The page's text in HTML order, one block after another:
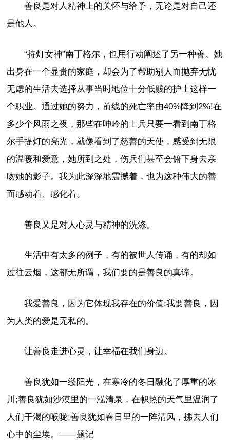
善良是对人精神上的关怀与给予，无论是对自己还
是他人。
“持灯女神”南丁格尔，也用行动阐述了另一种善。她
出身在一个显贵的家庭，却会为了帮助别人而抛弃无忧
无虑的生活去选择从事当时地位十分低贱的护士这样一
个职业。通过她的努力，前线的死亡率由40%降到2%!在
多少个风雨之夜，那些在呻吟的士兵只要一看到南丁格
尔手提灯的亮光，就像看到了慈善的天使，感受到无限
的温暖和爱意，她所到之处，伤兵们甚至会俯下身去亲
吻她的影子。我为此深深地震撼着，也为这种伟大的善
而感动着、感化着。
善良又是对人心灵与精神的洗涤。
生活中有太多的例子，有的被世人传诵，有的却如
过往云烟，这都无所谓，我们要的是善良的真谛。
我爱善良，因为它体现我存在的价值;我要善良，因
为人类的爱是无私的。
让善良走进心灵，让幸福在我们身边。
善良犹如一缕阳光，在寒冷的冬日融化了厚重的冰
川;善良犹如沙漠里的一泓清泉，在帜热的天气里温润了
人们干渴的喉咙;善良犹如春日里的一阵清风，拂去人们
心中的尘埃。——题记